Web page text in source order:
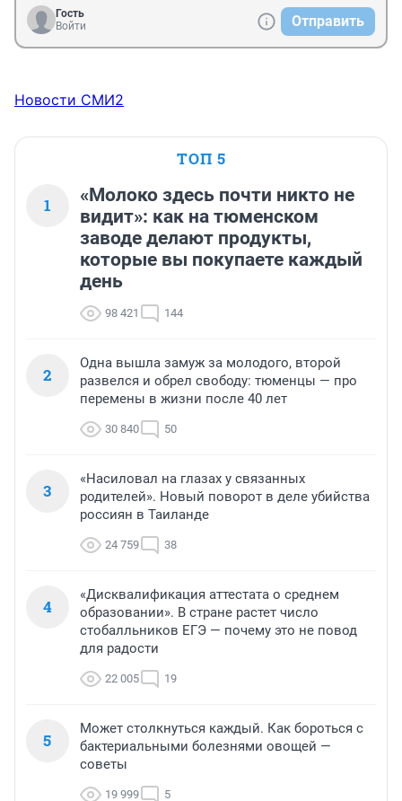
Гость
Войти
Отправить
Новости СМИ2
ТОП 5
1
«Молоко здесь почти никто не
видит»: как на тюменском
заводе делают продукты,
которые вы покупаете каждый
день
98 421 144
2
Одна вышла замуж за молодого, второй
развелся и обрел свободу: тюменцы — про
перемены в жизни после 40 лет
30 840 50
3
«Насиловал на глазах у связанных
родителей». Новый поворот в деле убийства
россиян в Таиланде
24 759 38
4
«Дисквалификация аттестата о среднем
образовании». В стране растет число
стобалльников ЕГЭ — почему это не повод
для радости
22 005 19
5
Может столкнуться каждый. Как бороться с
бактериальными болезнями овощей —
советы
19 999 5